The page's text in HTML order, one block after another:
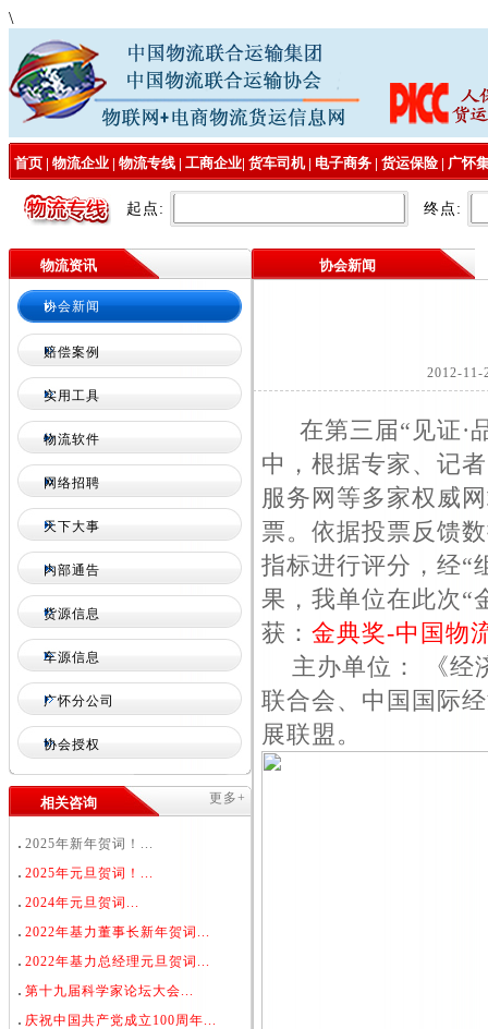
\
首页 | 物流企业 | 物流专线 | 工商企业| 货车司机| 电子商务 | 货运保险 | 广怀
起点: 终点:
物流资讯
协会新闻
赔偿案例
实用工具
物流软件
网络招聘
天下大事
内部通告
货源信息
车源信息
广怀分公司
协会授权
相关咨询 更多+
2025年新年贺词！...
2025年元旦贺词！...
2024年元旦贺词...
2022年基力董事长新年贺词...
2022年基力总经理元旦贺词...
第十九届科学家论坛大会...
庆祝中国共产党成立100周年...
协会新闻
2012-11-
在第三届“见证·
中，根据专家、记
服务网等多家权威
票。依据投票反馈
指标进行评分，经“
果，我单位在此次“
获： 金典奖-中国物
主办单位： 《经
联合会、中国国际
展联盟。